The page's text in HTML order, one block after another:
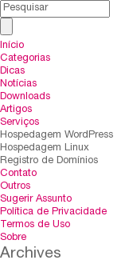
Início
Categorias
Dicas
Notícias
Downloads
Artigos
Serviços
Hospedagem WordPress
Hospedagem Linux
Registro de Domínios
Contato
Outros
Sugerir Assunto
Política de Privacidade
Termos de Uso
Sobre
Archives